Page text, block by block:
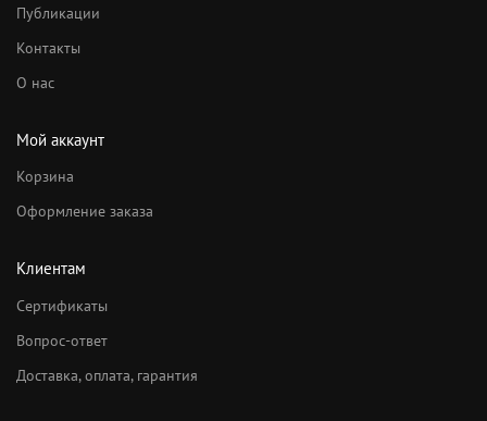
Публикации
Контакты
О нас
Мой аккаунт
Корзина
Оформление заказа
Клиентам
Сертификаты
Вопрос-ответ
Доставка, оплата, гарантия